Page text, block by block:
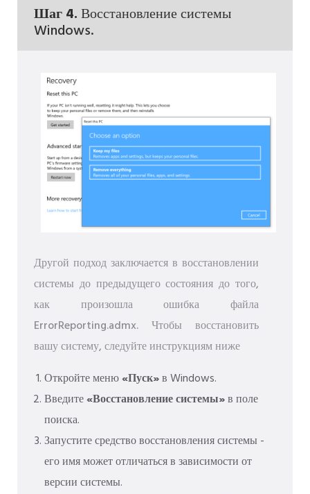
Шаг 4.Восстановление системы
Windows.
Другой подход заключается в восстановлении
системы до предыдущего состояния до того,
как произошла ошибка файла
ErrorReporting.admx. Чтобы восстановить
вашу систему, следуйте инструкциям ниже
Откройте меню«Пуск»в Windows.
Введите«Восстановление системы»в поле
поиска.
Запустите средство восстановления системы -
его имя может отличаться в зависимости от
версии системы.